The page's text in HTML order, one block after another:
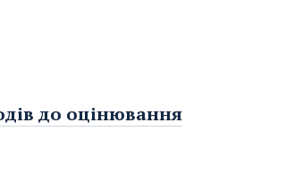
до оцінювання